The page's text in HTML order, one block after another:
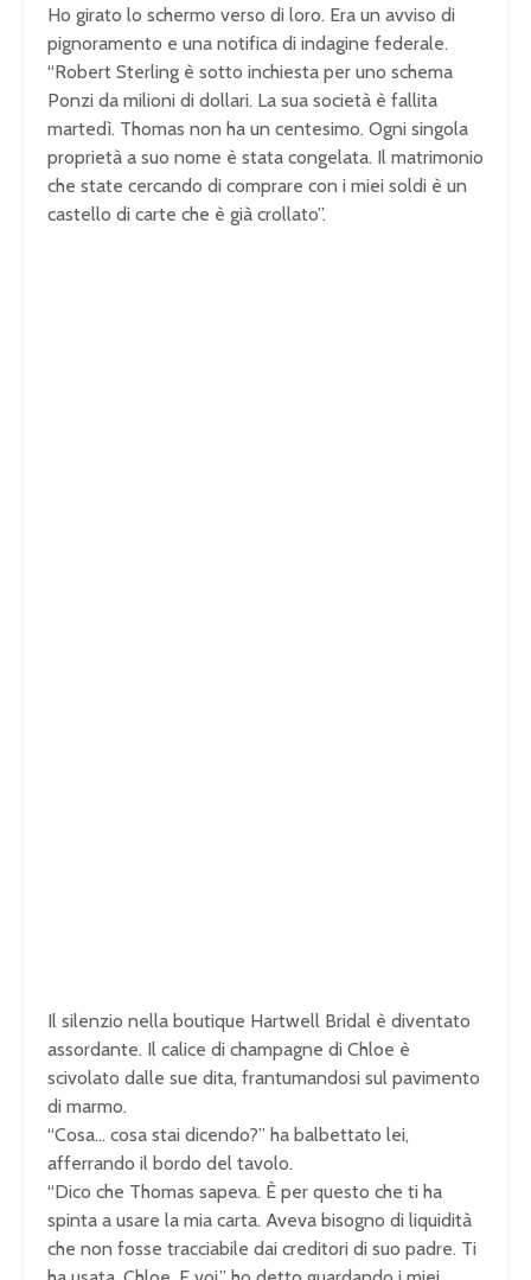
Ho girato lo schermo verso di loro. Era un avviso di
pignoramento e una notifica di indagine federale.
“Robert Sterling è sotto inchiesta per uno schema
Ponzi da milioni di dollari. La sua società è fallita
martedì. Thomas non ha un centesimo. Ogni singola
proprietà a suo nome è stata congelata. Il matrimonio
che state cercando di comprare con i miei soldi è un
castello di carte che è già crollato”.
Il silenzio nella boutique Hartwell Bridal è diventato
assordante. Il calice di champagne di Chloe è
scivolato dalle sue dita, frantumandosi sul pavimento
di marmo.
“Cosa… cosa stai dicendo?” ha balbettato lei,
afferrando il bordo del tavolo.
“Dico che Thomas sapeva. È per questo che ti ha
spinta a usare la mia carta. Aveva bisogno di liquidità
che non fosse tracciabile dai creditori di suo padre. Ti